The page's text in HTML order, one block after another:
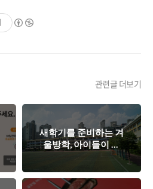
관련글 더보기
새학기를 준비하는 겨
울방학, 아이들이 스
스로 공부하도록 도와